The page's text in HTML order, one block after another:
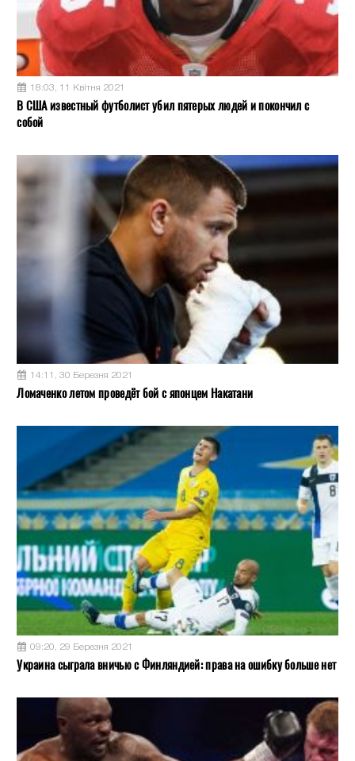
18:03, 11 Квітня 2021
В США известный футболист убил пятерых людей и покончил с
собой
14:11, 30 Березня 2021
Ломаченко летом проведёт бой с японцем Накатани
09:20, 29 Березня 2021
Украина сыграла вничью с Финляндией: права на ошибку больше нет